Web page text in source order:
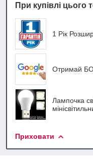
При купівлі
1 Рік
Отримай
Лампочка
Приховати